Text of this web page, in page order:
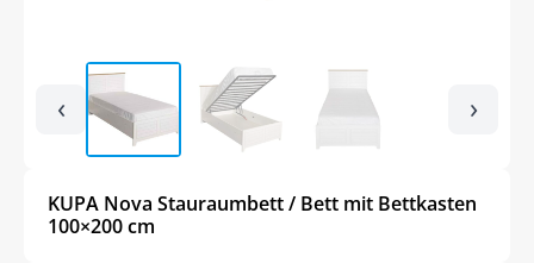
‹ ›
KUPA Nova Stauraumbett / Bett mit Bettkasten
100×200 cm